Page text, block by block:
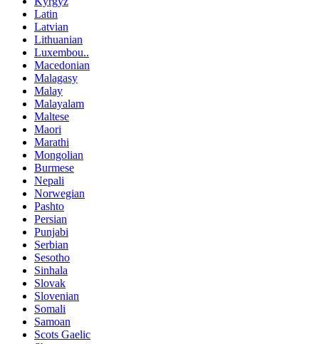
Latin
Latvian
Lithuanian
Luxembou..
Macedonian
Malagasy
Malay
Malayalam
Maltese
Maori
Marathi
Mongolian
Burmese
Nepali
Norwegian
Pashto
Persian
Punjabi
Serbian
Sesotho
Sinhala
Slovak
Slovenian
Somali
Samoan
Scots Gaelic